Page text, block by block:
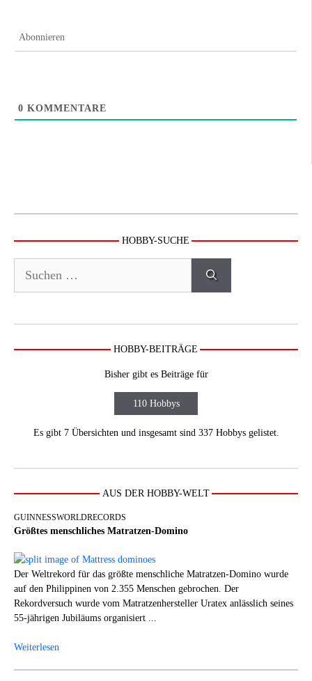
Abonnieren
0 KOMMENTARE
HOBBY-SUCHE
nach:
HOBBY-BEITRÄGE
Bisher gibt es Beiträge für
110 Hobbys
Es gibt 7 Übersichten und insgesamt sind 337 Hobbys gelistet.
AUS DER HOBBY-WELT
GUINNESSWORLDRECORDS
Größtes menschliches Matratzen-Domino
Der Weltrekord für das größte menschliche Matratzen-Domino wurde
auf den Philippinen von 2.355 Menschen gebrochen. Der
Rekordversuch wurde vom Matratzenhersteller Uratex anlässlich seines
55-jährigen Jubiläums organisiert ...
Weiterlesen